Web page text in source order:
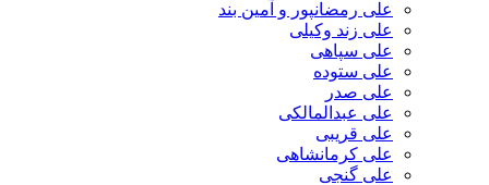
علی رمضانپور و آمین بند
علی زند وکیلی
علی سپاهی
علی ستوده
علی صدر
علی عبدالمالکی
علی قریبی
علی کرمانشاهی
علی گنجی